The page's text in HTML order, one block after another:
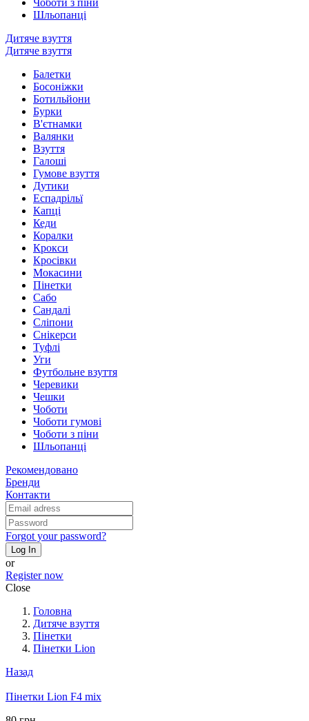
Чоботи з піни
Шльопанці
Дитяче взуття
Дитяче взуття
Балетки
Босоніжки
Ботильйони
Бурки
В'єтнамки
Валянки
Взуття
Галоші
Гумове взуття
Дутики
Еспадрільї
Капці
Кеди
Коралки
Крокси
Кросівки
Мокасини
Пінетки
Сабо
Сандалі
Сліпони
Снікерси
Туфлі
Уги
Футбольне взуття
Черевики
Чешки
Чоботи
Чоботи гумові
Чоботи з піни
Шльопанці
Рекомендовано
Бренди
Контакти
Forgot your password?
Log In
or
Register now
Close
Головна
Дитяче взуття
Пінетки
Пінетки Lion
Назад
Пінетки Lion F4 mix